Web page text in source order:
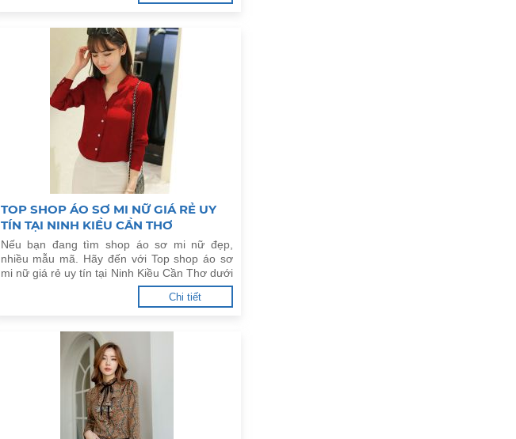
TOP SHOP ÁO SƠ MI NỮ GIÁ RẺ UY
TÍN TẠI NINH KIỀU CẦN THƠ
Nếu bạn đang tìm shop áo sơ mi nữ đẹp,
nhiều mẫu mã. Hãy đến với Top shop áo sơ
mi nữ giá rẻ uy tín tại Ninh Kiều Cần Thơ dưới
Chi tiết